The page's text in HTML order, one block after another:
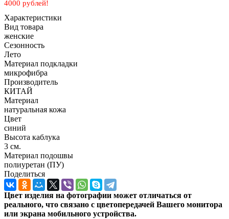
4000 рублей!
Характеристики
Вид товара
женские
Сезонность
Лето
Материал подкладки
микрофибра
Производитель
КИТАЙ
Материал
натуральная кожа
Цвет
синий
Высота каблука
3 см.
Материал подошвы
полиуретан (ПУ)
Поделиться
Цвет изделия на фотографии может отличаться от
реального, что связано с цветопередачей Вашего монитора
или экрана мобильного устройства.